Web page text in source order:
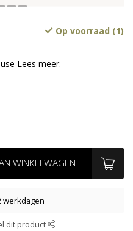
Op voorraad (1)
Lees meer.
WINKELWAGEN
werkdagen
dit product